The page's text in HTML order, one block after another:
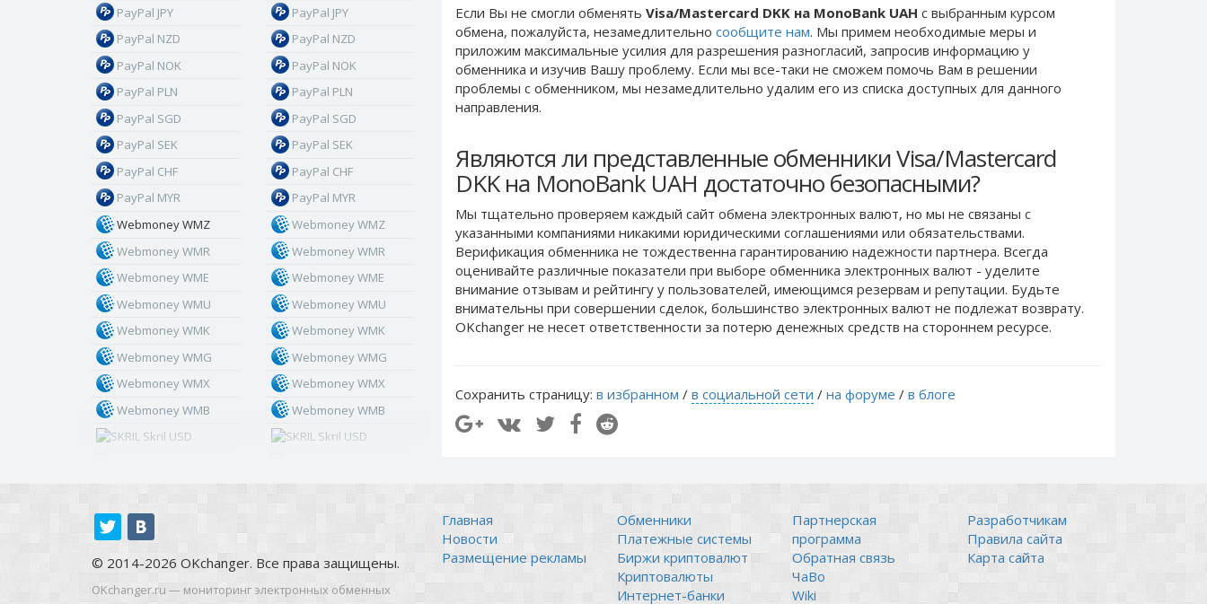
Если Вы не смогли обменять Visa/Mastercard DKK на MonoBank UAH с выбранным курсом
обмена, пожалуйста, незамедлительно сообщите нам. Мы примем необходимые меры и
приложим максимальные усилия для разрешения разногласий, запросив информацию у
обменника и изучив Вашу проблему. Если мы все-таки не сможем помочь Вам в решении
проблемы c обменником, мы незамедлительно удалим его из списка доступных для данного
направления.
Являются ли представленные обменники Visa/Mastercard
DKK на MonoBank UAH достаточно безопасными?
Мы тщательно проверяем каждый сайт обмена электронных валют, но мы не связаны c
указанными компаниями никакими юридическими соглашениями или обязательствами.
Верификация обменника не тождественна гарантированию надежности партнера. Всегда
оценивайте различные показатели при выборе обменника электронных валют - уделите
внимание отзывам и рейтингу у пользователей, имеющимся резервам и репутации. Будьте
внимательны при совершении сделок, большинство электронных валют не подлежат возврату.
OKchanger не несет ответственности за потерю денежных средств на стороннем ресурсе.
Сохранить страницу: в избранном / в социальной сети / на форуме / в блоге
PayPal JPY
PayPal NZD
PayPal NOK
PayPal PLN
PayPal SGD
PayPal SEK
PayPal CHF
PayPal MYR
Webmoney WMZ
Webmoney WMR
Webmoney WME
Webmoney WMU
Webmoney WMK
Webmoney WMG
Webmoney WMX
Webmoney WMB
Skril USD
Skril PLN
Skril GBP
Skril AUD
Skril NOK
PayPal JPY
PayPal NZD
PayPal NOK
PayPal PLN
PayPal SGD
PayPal SEK
PayPal CHF
PayPal MYR
Webmoney WMZ
Webmoney WMR
Webmoney WME
Webmoney WMU
Webmoney WMK
Webmoney WMG
Webmoney WMX
Webmoney WMB
Skril USD
Skril GBP
Skril AUD
Skril NOK
© 2014-2026 OKchanger. Все права защищены.
OKchanger.ru — мониторинг электронных обменных
Главная
Новости
Размещение рекламы
Обменники
Платежные системы
Биржи криптовалют
Криптовалюты
Интернет-банки
Партнерская
программа
Обратная связь
ЧаВо
Wiki
Разработчикам
Правила сайта
Карта сайта